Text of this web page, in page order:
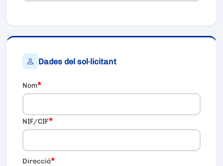
Dades del sol·licitant
Nom*
NIF/CIF*
Direcció*